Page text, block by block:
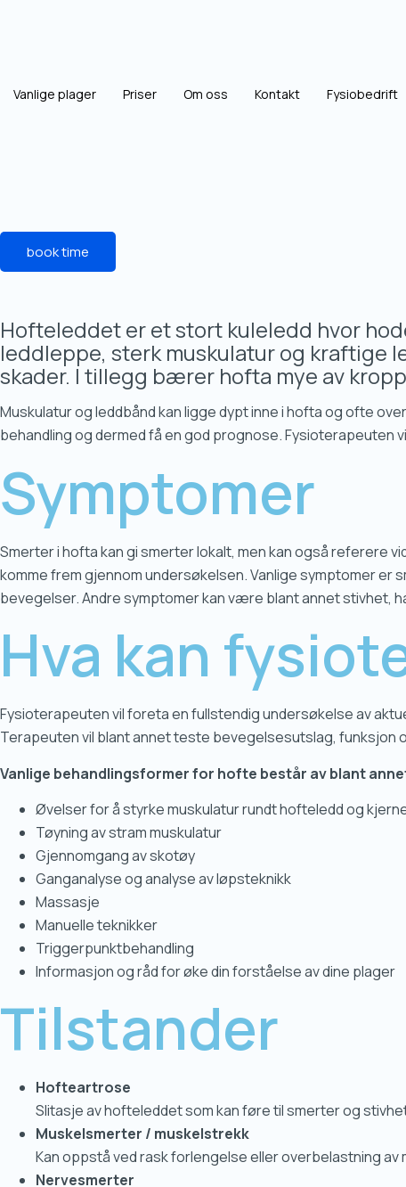
Vanlige plager Priser Om oss Kontakt Fysiobedrift
book time
Hofteleddet er et stort kuleledd hvor
leddleppe, sterk muskulatur og kraftige
skader. I tillegg bærer hofta mye av
Muskulatur og leddbånd kan ligge dypt inne i hofta og ofte
behandling og dermed få en god prognose.
Symptomer
Smerter i hofta kan gi smerter lokalt, men kan også referere
komme frem gjennom undersøkelsen. Vanlige symptomer er
bevegelser. Andre symptomer kan være blant annet stivhet,
Hva kan
Fysioterapeuten vil foreta en fullstendig undersøkelse av
Terapeuten vil blant annet teste bevegelsesutslag, funksjon
Vanlige behandlingsformer for hofte består av blant
Øvelser for å styrke muskulatur rundt hofteledd og
Tøyning av stram muskulatur
Gjennomgang av skotøy
Ganganalyse og analyse av løpsteknikk
Massasje
Manuelle teknikker
Triggerpunktbehandling
Informasjon og råd for øke din forståelse av dine plager
Tilstander
Hofteartrose
Slitasje av hofteleddet som kan føre til smerter og
Muskelsmerter / muskelstrekk
Kan oppstå ved rask forlengelse eller overbelastning av
Nervesmerter